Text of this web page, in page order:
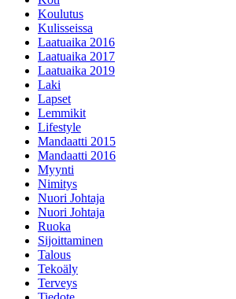
Koulutus
Kulisseissa
Laatuaika 2016
Laatuaika 2017
Laatuaika 2019
Laki
Lapset
Lemmikit
Lifestyle
Mandaatti 2015
Mandaatti 2016
Myynti
Nimitys
Nuori Johtaja
Nuori Johtaja
Ruoka
Sijoittaminen
Talous
Tekoäly
Terveys